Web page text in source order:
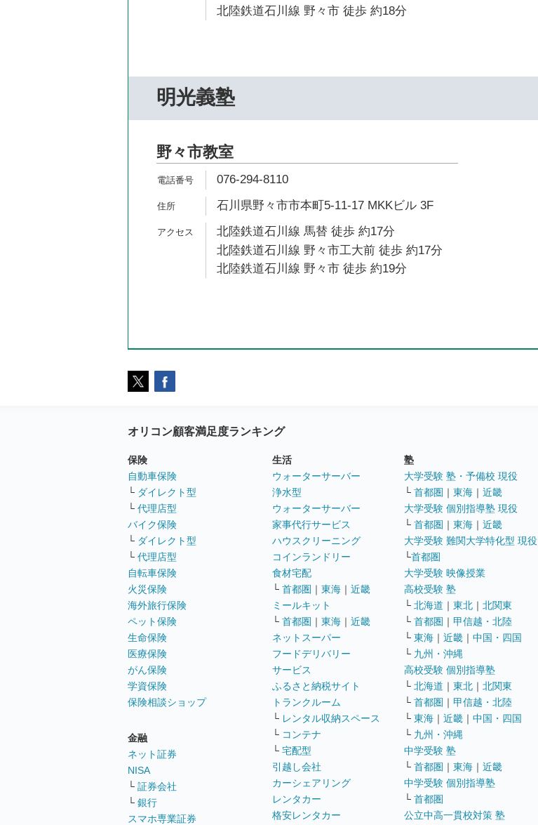
北陸鉄道石川線 野々市 徒歩 約18分
明光義塾
野々市教室
076-294-8110
石川県野々市市本町5-11-17 MKKビル 3F
北陸鉄道石川線 馬替 徒歩 約17分
北陸鉄道石川線 野々市工大前 徒歩 約17分
北陸鉄道石川線 野々市 徒歩 約19分
オリコン顧客満足度ランキング
保険
自動車保険
└ ダイレクト型
└ 代理店型
バイク保険
└ ダイレクト型
└ 代理店型
自転車保険
火災保険
海外旅行保険
ペット保険
生命保険
医療保険
がん保険
学資保険
保険相談ショップ
金融
ネット証券
NISA
└ 証券会社
└ 銀行
スマホ専業証券
生活
ウォーターサーバー
浄水型
ウォーターサーバー
家事代行サービス
ハウスクリーニング
コインランドリー
食材宅配
└ 首都圏 ｜ 東海 ｜ 近畿
ミールキット
└ 首都圏 ｜ 東海 ｜ 近畿
ネットスーパー
フードデリバリー
サービス
ふるさと納税サイト
トランクルーム
└ レンタル収納スペース
└ コンテナ
└ 宅配型
引越し会社
カーシェアリング
レンタカー
格安レンタカー
塾
大学受験 塾・予備校 現役
└ 首都圏 ｜ 東海 ｜ 近畿
大学受験 個別指導塾 現役
└ 首都圏 ｜ 東海 ｜ 近畿
大学受験 難関大学特化型 現役
└首都圏
大学受験 映像授業
高校受験 塾
└ 北海道 ｜ 東北 ｜ 北関東
└ 首都圏 ｜ 甲信越・北陸
└ 東海 ｜ 近畿 ｜ 中国・四国
└ 九州・沖縄
高校受験 個別指導塾
└ 北海道 ｜ 東北 ｜ 北関東
└ 首都圏 ｜ 甲信越・北陸
└ 東海 ｜ 近畿 ｜ 中国・四国
└ 九州・沖縄
中学受験 塾
└ 首都圏 ｜ 東海 ｜ 近畿
中学受験 個別指導塾
└ 首都圏
公立中高一貫校対策 塾